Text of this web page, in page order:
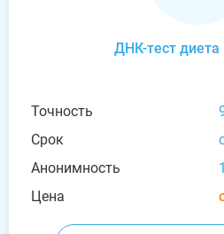
ДНК-тест диета
Точность
Срок
Анонимность
Цена